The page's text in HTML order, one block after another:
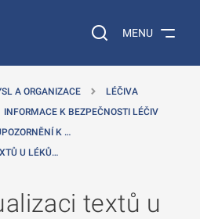
Vyhledávání na
MENU
A ORGANIZACE
LÉČIVA
INFORMACE K BEZPEČNOSTI LÉČIV
K …
U LÉKŮ…
textů u